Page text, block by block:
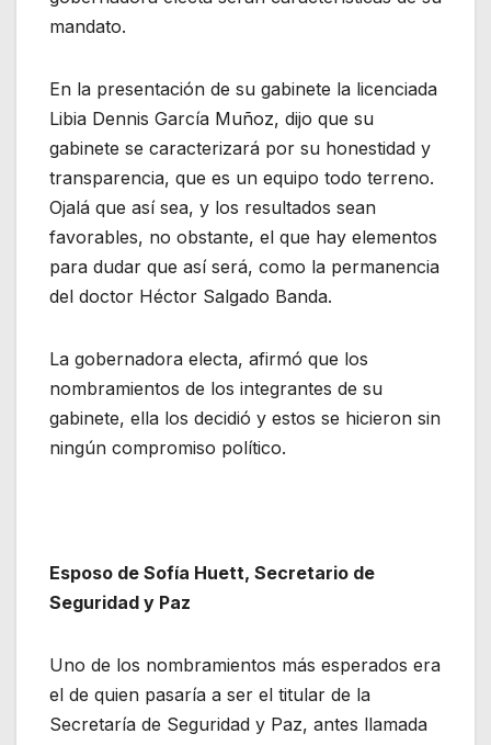
mandato.
En la presentación de su gabinete la licenciada
Libia Dennis García Muñoz, dijo que su
gabinete se caracterizará por su honestidad y
transparencia, que es un equipo todo terreno.
Ojalá que así sea, y los resultados sean
favorables, no obstante, el que hay elementos
para dudar que así será, como la permanencia
del doctor Héctor Salgado Banda.
La gobernadora electa, afirmó que los
nombramientos de los integrantes de su
gabinete, ella los decidió y estos se hicieron sin
ningún compromiso político.
Esposo de Sofía Huett, Secretario de
Seguridad y Paz
Uno de los nombramientos más esperados era
el de quien pasaría a ser el titular de la
Secretaría de Seguridad y Paz, antes llamada